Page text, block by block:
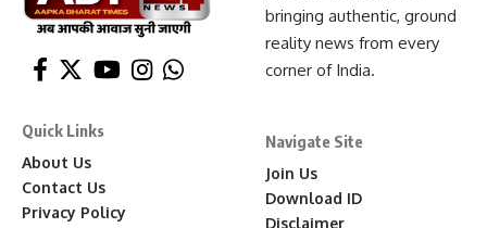
bringing authentic, ground
reality news from every
corner of India.
Quick Links
About Us
Contact Us
Privacy Policy
Navigate Site
Join Us
Download ID
Disclaimer